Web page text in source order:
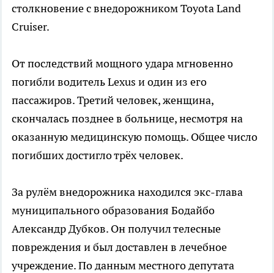
столкновение с внедорожником Toyota Land
Cruiser.
От последствий мощного удара мгновенно
погибли водитель Lexus и один из его
пассажиров. Третий человек, женщина,
скончалась позднее в больнице, несмотря на
оказанную медицинскую помощь. Общее число
погибших достигло трёх человек.
За рулём внедорожника находился экс-глава
муниципального образования Бодайбо
Александр Дубков. Он получил телесные
повреждения и был доставлен в лечебное
учреждение. По данным местного депутата